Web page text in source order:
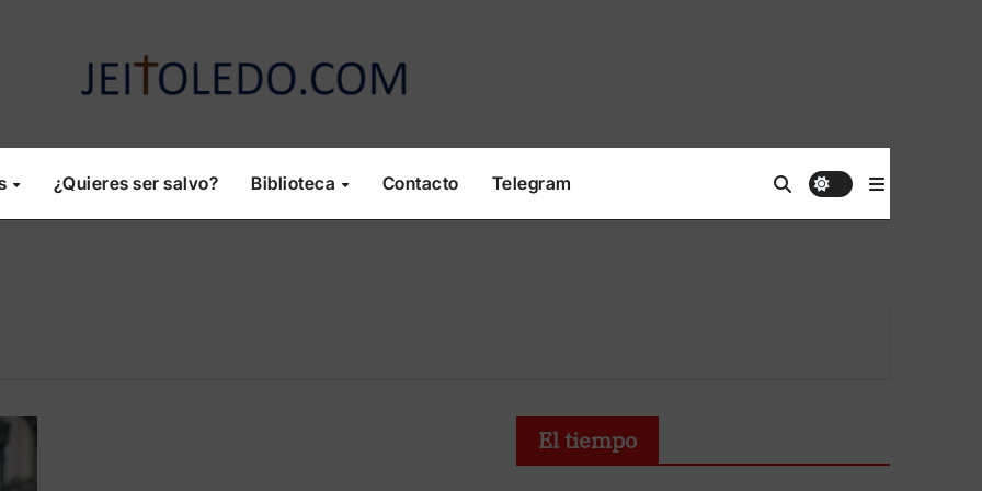
¿Quieres ser salvo? Biblioteca Contacto Telegram
El tiempo